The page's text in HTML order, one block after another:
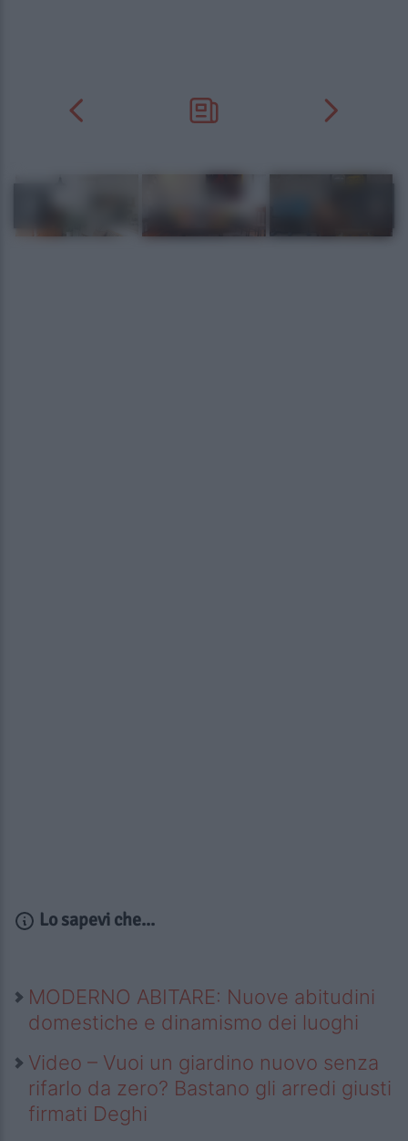
Lo sapevi che...
MODERNO ABITARE: Nuove abitudini
domestiche e dinamismo dei luoghi
Video – Vuoi un giardino nuovo senza
rifarlo da zero? Bastano gli arredi giusti
firmati Deghi